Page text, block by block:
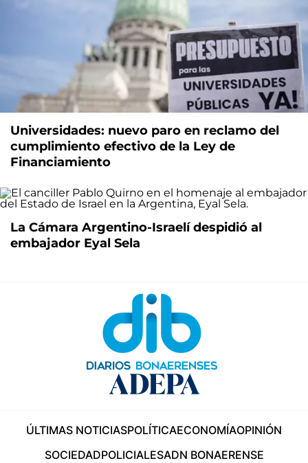
Universidades: nuevo paro en reclamo del
cumplimiento efectivo de la Ley de
Financiamiento
La Cámara Argentino-Israelí despidió al
embajador Eyal Sela
ÚLTIMAS NOTICIASPOLÍTICAECONOMÍAOPINIÓN
SOCIEDADPOLICIALESADN BONAERENSE